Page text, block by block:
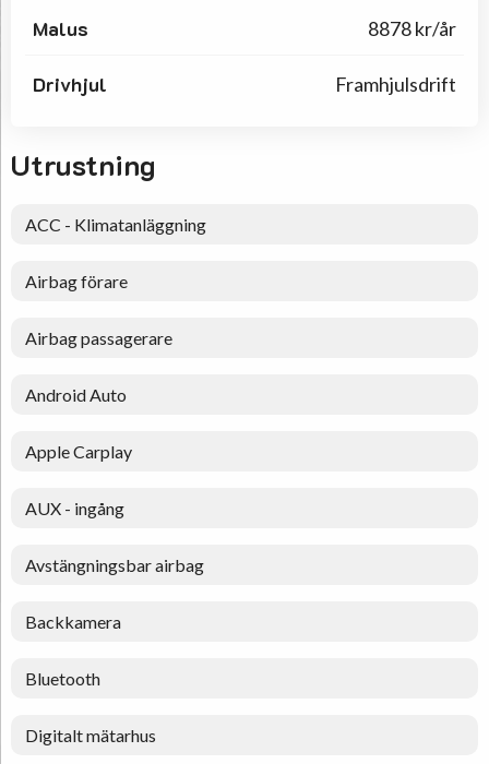
Malus 8878 kr/år
Drivhjul Framhjulsdrift
Utrustning
ACC - Klimatanläggning
Airbag förare
Airbag passagerare
Android Auto
Apple Carplay
AUX - ingång
Avstängningsbar airbag
Backkamera
Bluetooth
Digitalt mätarhus